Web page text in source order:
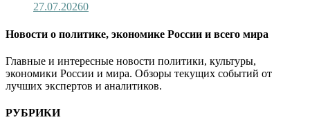
27.07.20260
Новости о политике, экономике России и всего мира
Главные и интересные новости политики, культуры,
экономики России и мира. Обзоры текущих событий от
лучших экспертов и аналитиков.
РУБРИКИ